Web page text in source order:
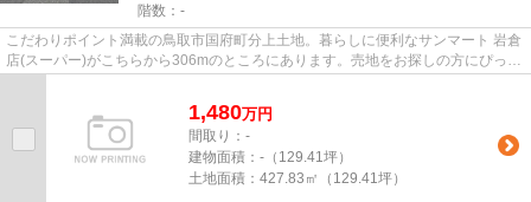
階数：-
こだわりポイント満載の鳥取市国府町分上土地。暮らしに便利なサンマート 岩倉
店(スーパー)がこちらから306mのところにあります。売地をお探しの方にぴった
りの土地がこちらです。鳥取...
1,480万円
間取り：-
建物面積： -（129.41坪）
土地面積： 427.83㎡（129.41坪）